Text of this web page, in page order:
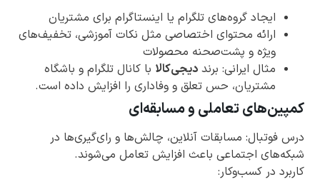
ایجاد گروه‌های تلگرام یا اینستاگرام برای مشتریان
ارائه محتوای اختصاصی مثل نکات آموزشی، تخفیف‌های
ویژه و پشت‌صحنه محصولات
مثال ایرانی: برند دیجی‌کالا با کانال تلگرام و باشگاه
مشتریان، حس تعلق و وفاداری را افزایش داده است.
کمپین‌های تعاملی و مسابقه‌ای
درس فوتبال: مسابقات آنلاین، چالش‌ها و رای‌گیری‌ها در
شبکه‌های اجتماعی باعث افزایش تعامل می‌شوند.
کاربرد در کسب‌وکار: